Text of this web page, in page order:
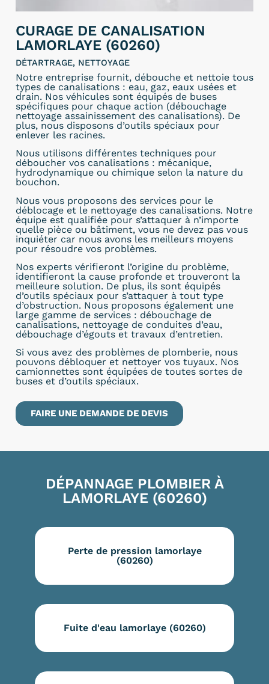
CURAGE DE CANALISATION
LAMORLAYE (60260)
DÉTARTRAGE, NETTOYAGE
Notre entreprise fournit, débouche et nettoie tous
types de canalisations : eau, gaz, eaux usées et
drain. Nos véhicules sont équipés de buses
spécifiques pour chaque action (débouchage
nettoyage assainissement des canalisations). De
plus, nous disposons d’outils spéciaux pour
enlever les racines.
Nous utilisons différentes techniques pour
déboucher vos canalisations : mécanique,
hydrodynamique ou chimique selon la nature du
bouchon.
Nous vous proposons des services pour le
déblocage et le nettoyage des canalisations. Notre
équipe est qualifiée pour s’attaquer à n’importe
quelle pièce ou bâtiment, vous ne devez pas vous
inquiéter car nous avons les meilleurs moyens
pour résoudre vos problèmes.
Nos experts vérifieront l’origine du problème,
identifieront la cause profonde et trouveront la
meilleure solution. De plus, ils sont équipés
d’outils spéciaux pour s’attaquer à tout type
d’obstruction. Nous proposons également une
large gamme de services : débouchage de
canalisations, nettoyage de conduites d’eau,
débouchage d’égouts et travaux d’entretien.
Si vous avez des problèmes de plomberie, nous
pouvons débloquer et nettoyer vos tuyaux. Nos
camionnettes sont équipées de toutes sortes de
buses et d’outils spéciaux.
FAIRE UNE DEMANDE DE DEVIS
DÉPANNAGE PLOMBIER À
LAMORLAYE (60260)
Perte de pression lamorlaye
(60260)
Fuite d'eau lamorlaye (60260)